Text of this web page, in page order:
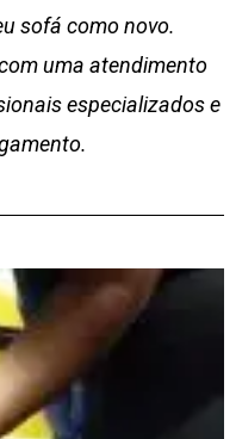
sofá como novo.
uma atendimento
especializados e